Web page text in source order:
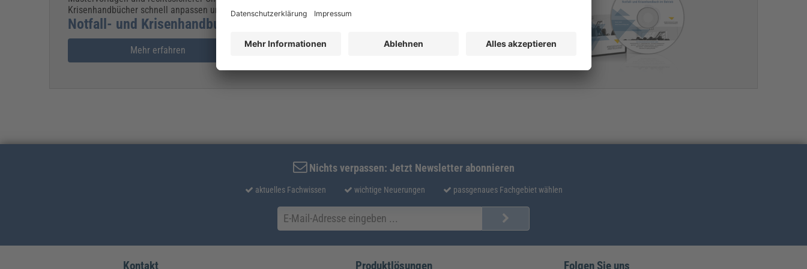
Krisenhandbücher schnell anpassen und stets aktuell halten.
Notfall- und Krisenhandbuch im Betrieb
Mehr erfahren
Nichts verpassen: Jetzt Newsletter abonnieren
aktuelles Fachwissen wichtige Neuerungen passgenaues Fachgebiet wählen
Kontakt Produktlösungen Folgen Sie uns